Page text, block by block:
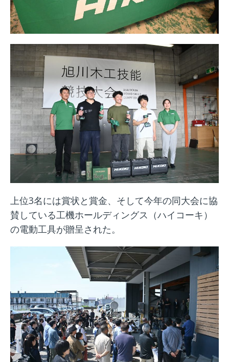
上位3名には賞状と賞金、そして今年の同大会に協
賛している工機ホールディングス（ハイコーキ）
の電動工具が贈呈された。